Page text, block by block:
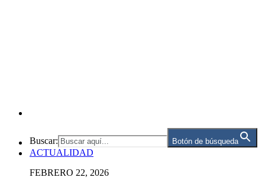
Buscar: Botón de búsqueda
ACTUALIDAD
FEBRERO 22, 2026